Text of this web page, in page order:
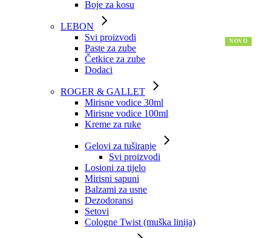
Boje za kosu
LEBON
Svi proizvodi
Paste za zube
Četkice za zube
Dodaci
ROGER & GALLET
Mirisne vodice 30ml
Mirisne vodice 100ml
Kreme za ruke
Gelovi za tuširanje
Svi proizvodi
Losioni za tijelo
Mirisni sapuni
Balzami za usne
Dezodoransi
Setovi
Cologne Twist (muška linija)